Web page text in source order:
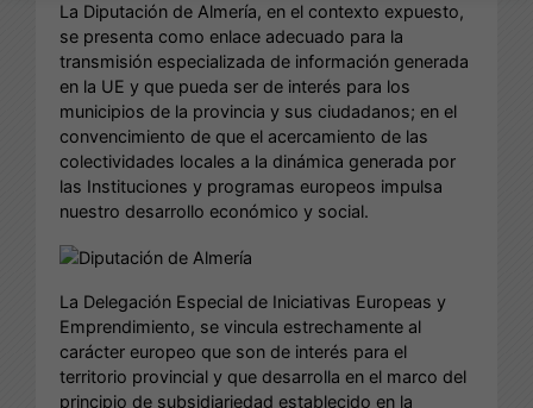
La Diputación de Almería, en el contexto expuesto,
se presenta como enlace adecuado para la
transmisión especializada de información generada
en la UE y que pueda ser de interés para los
municipios de la provincia y sus ciudadanos; en el
convencimiento de que el acercamiento de las
colectividades locales a la dinámica generada por
las Instituciones y programas europeos impulsa
nuestro desarrollo económico y social.
La Delegación Especial de Iniciativas Europeas y
Emprendimiento, se vincula estrechamente al
carácter europeo que son de interés para el
territorio provincial y que desarrolla en el marco del
principio de subsidiariedad establecido en la